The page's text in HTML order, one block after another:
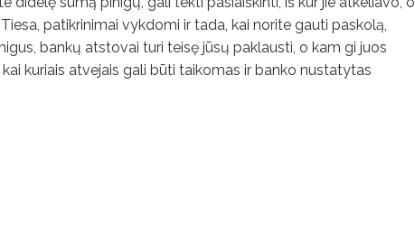
patikrinimai vykdomi ir tada, kai norite gauti paskolą,
bankų atstovai turi teisę jūsų paklausti, o kam gi juos
kuriais atvejais gali būti taikomas ir banko nustatytas